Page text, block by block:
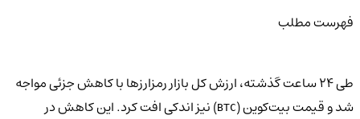
فهرست مطلب
طی ۲۴ ساعت گذشته، ارزش کل بازار رمزارزها با کاهش جزئی مواجه
شد و قیمت بیت‌کوین ( BTC) نیز اندکی افت کرد. این کاهش در